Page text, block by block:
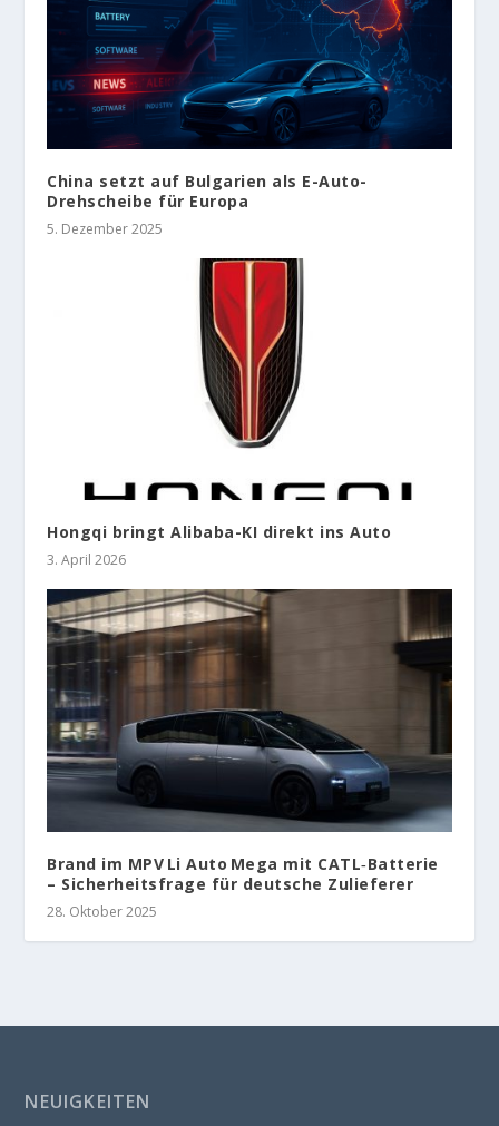
China setzt auf Bulgarien als E-Auto-
Drehscheibe für Europa
5. Dezember 2025
Hongqi bringt Alibaba-KI direkt ins Auto
3. April 2026
Brand im MPV Li Auto Mega mit CATL‑Batterie
– Sicherheitsfrage für deutsche Zulieferer
28. Oktober 2025
NEUIGKEITEN